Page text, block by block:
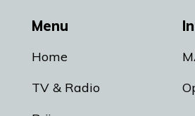
Menu
Home
TV & Radio